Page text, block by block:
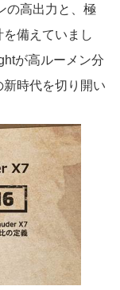
の高出力と、極
備えていまし
が高ルーメン分
時代を切り開い